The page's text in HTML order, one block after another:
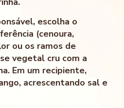
escolha o
(cenoura,
ou os ramos de
vegetal cru com a
Em um recipiente,
acrescentando sal e